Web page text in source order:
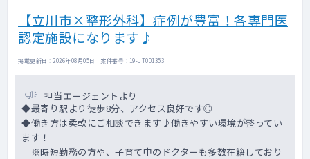
【立川市×整形外科】症例が豊富！各専門医
認定施設になります♪
掲載更新日 : 2026年08月05日 案件番号 : 19-JT001353
担当エージェントより
◆最寄り駅より徒歩8分、アクセス良好です◎
◆働き方は柔軟にご相談できます♪働きやすい環境が整ってい
ます！
※時短勤務の方や、子育て中のドクターも多数在籍しており